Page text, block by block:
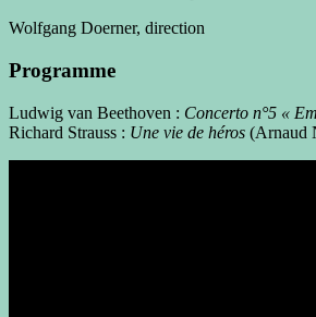
Wolfgang Doerner, direction
Programme
Ludwig van Beethoven : Concerto n°5 «
Richard Strauss : Une vie de héros (Arnaud